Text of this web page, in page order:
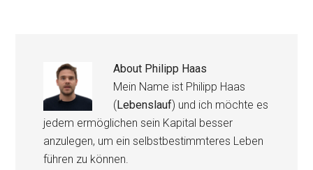
About Philipp Haas
Mein Name ist Philipp Haas
(Lebenslauf) und ich möchte es
jedem ermöglichen sein Kapital besser
anzulegen, um ein selbstbestimmteres Leben
führen zu können.